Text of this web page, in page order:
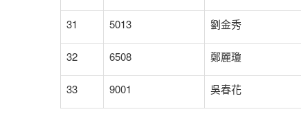
31 5013 劉金秀
32 6508 鄭麗瓊
33 9001 吳春花